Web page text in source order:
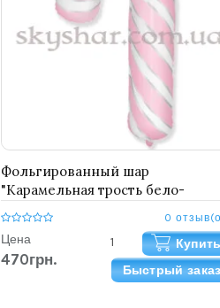
Фольгированный шар
"Карамельная трость бело-
розовая (Леденец)"
0
Цена
470грн.
Быстрый